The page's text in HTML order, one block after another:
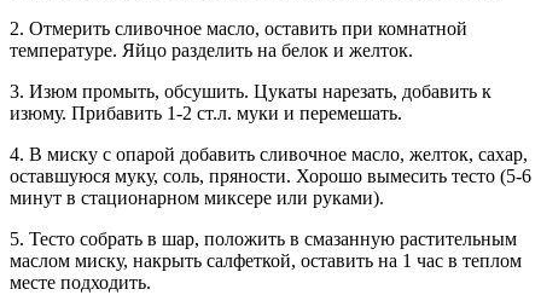
2. Отмерить сливочное масло, оставить при комнатной
температуре. Яйцо разделить на белок и желток.
3. Изюм промыть, обсушить. Цукаты нарезать, добавить к
изюму. Прибавить 1-2 ст.л. муки и перемешать.
4. В миску с опарой добавить сливочное масло, желток, сахар,
оставшуюся муку, соль, пряности. Хорошо вымесить тесто (5-6
минут в стационарном миксере или руками).
5. Тесто собрать в шар, положить в смазанную растительным
маслом миску, накрыть салфеткой, оставить на 1 час в теплом
месте подходить.